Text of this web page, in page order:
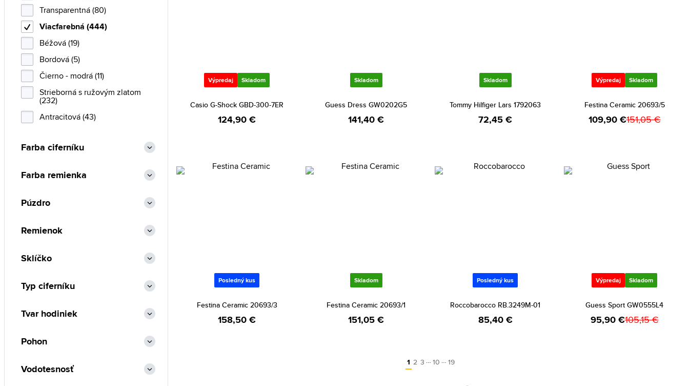
Výpredaj Skladom
Casio G-Shock GBD-300-7ER
124,90 €
Skladom
Guess Dress GW0202G5
141,40 €
Skladom
Tommy Hilfiger Lars 1792063
72,45 €
Výpredaj Skladom
Festina Ceramic 20693/5
109,90 €151,05 €
Posledný kus
Festina Ceramic 20693/3
158,50 €
Skladom
Festina Ceramic 20693/1
151,05 €
Posledný kus
Roccobarocco RB.3249M-01
85,40 €
Výpredaj Skladom
Guess Sport GW0555L4
95,90 €105,15 €
1 2 3 … 10 … 19
Tommy Hilfiger (14)
Versace (2)
Vostok Europe (4)
Transparentná (80)
Viacfarebná (444)
Béžová (19)
Bordová (5)
Čierno - modrá (11)
Strieborná s ružovým zlatom
(232)
Antracitová (43)
Farba ciferníku
Farba remienka
Púzdro
Remienok
Sklíčko
Typ ciferníku
Tvar hodiniek
Pohon
Vodotesnosť